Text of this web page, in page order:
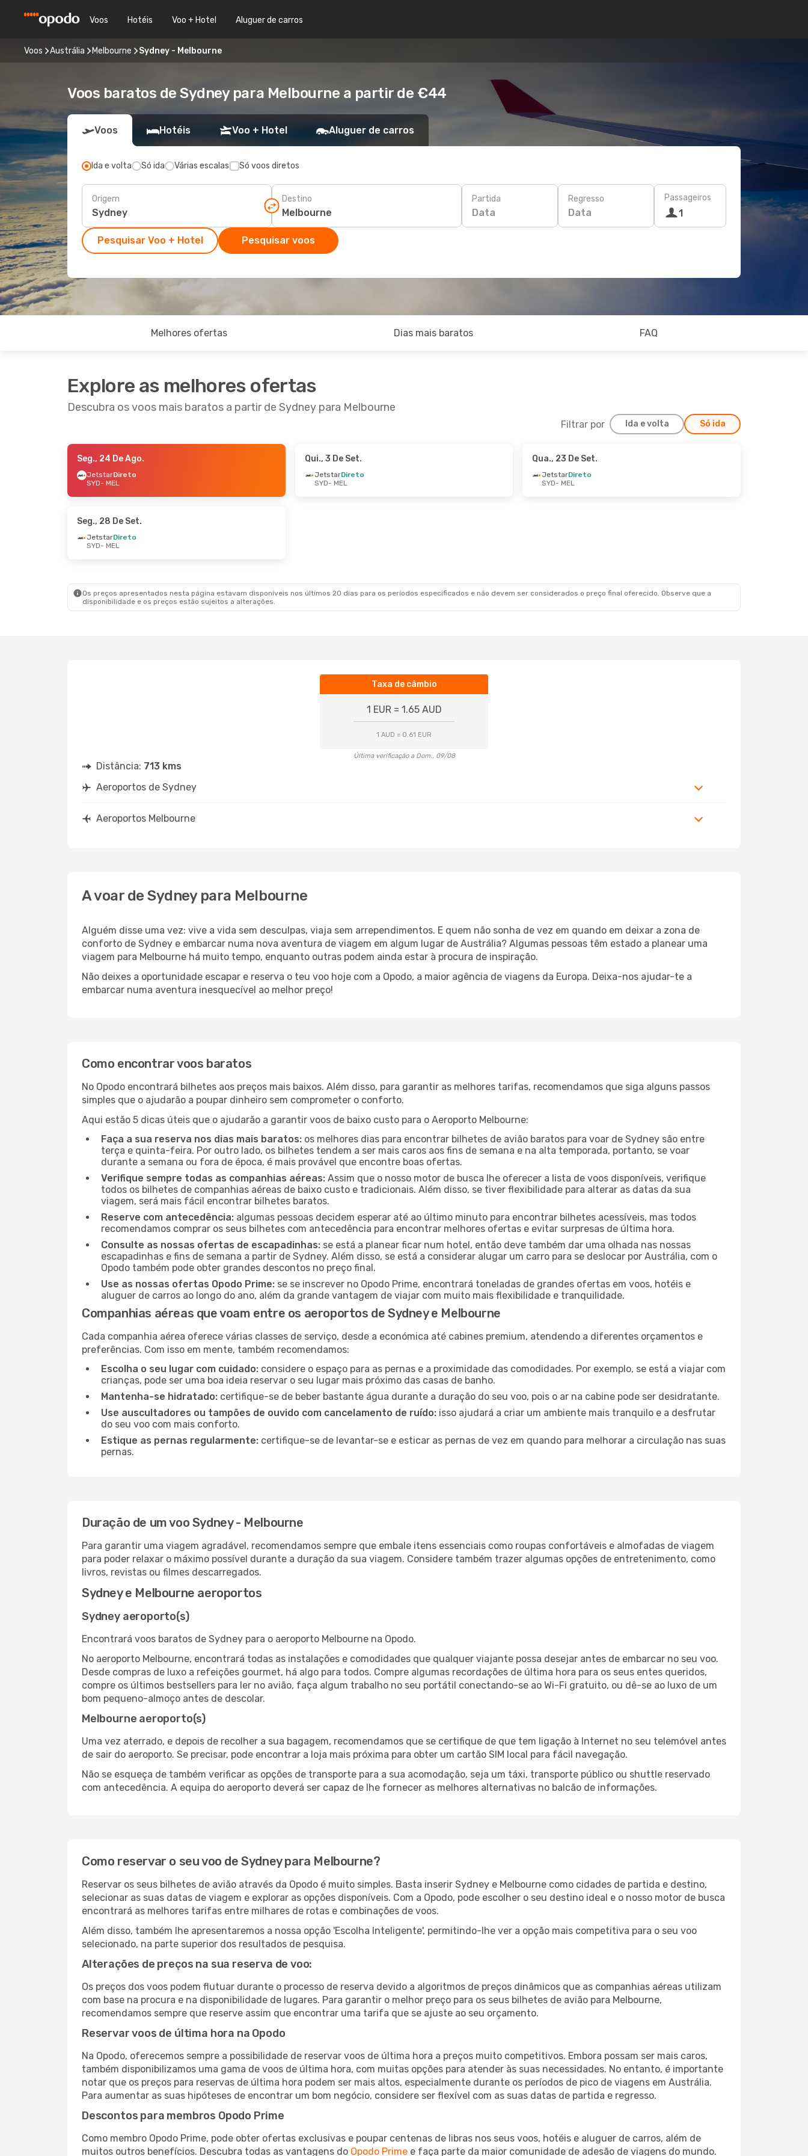
Voos Hotéis Voo + Hotel Aluguer de carros
Voos Austrália Melbourne Sydney - Melbourne
Voos baratos de Sydney para Melbourne a partir de €44
Voos Hotéis Voo + Hotel Aluguer de carros
Ida e volta Só ida Várias escalas Só voos diretos
Origem Destino Partida
Data
Regresso
Data
Passageiros
1
Pesquisar Voo + Hotel Pesquisar voos
Melhores ofertas Dias mais baratos FAQ
Explore as melhores ofertas
Descubra os voos mais baratos a partir de Sydney para Melbourne
Filtrar por Ida e volta Só ida
- Sáb., 5 De Set.
Direto
Seg., 24 De Ago.
JetstarDireto
SYD- MEL
Qui., 3 De Set.
JetstarDireto
SYD- MEL
Qua., 23 De Set.
JetstarDireto
SYD- MEL
Seg., 28 De Set.
JetstarDireto
SYD- MEL
Os preços apresentados nesta página estavam disponíveis nos últimos 20 dias para os períodos especificados e não devem ser considerados o preço final oferecido. Observe que a
disponibilidade e os preços estão sujeitos a alterações.
Taxa de câmbio
1 EUR = 1.65 AUD
1 AUD = 0.61 EUR
Última verificação a Dom., 09/08
Distância: 713 kms
Aeroportos de Sydney
Aeroportos Melbourne
A voar de Sydney para Melbourne
Alguém disse uma vez: vive a vida sem desculpas, viaja sem arrependimentos. E quem não sonha de vez em quando em deixar a zona de
conforto de Sydney e embarcar numa nova aventura de viagem em algum lugar de Austrália? Algumas pessoas têm estado a planear uma
viagem para Melbourne há muito tempo, enquanto outras podem ainda estar à procura de inspiração.
Não deixes a oportunidade escapar e reserva o teu voo hoje com a Opodo, a maior agência de viagens da Europa. Deixa-nos ajudar-te a
embarcar numa aventura inesquecível ao melhor preço!
Como encontrar voos baratos
No Opodo encontrará bilhetes aos preços mais baixos. Além disso, para garantir as melhores tarifas, recomendamos que siga alguns passos
simples que o ajudarão a poupar dinheiro sem comprometer o conforto.
Aqui estão 5 dicas úteis que o ajudarão a garantir voos de baixo custo para o Aeroporto Melbourne:
Faça a sua reserva nos dias mais baratos: os melhores dias para encontrar bilhetes de avião baratos para voar de Sydney são entre
terça e quinta-feira. Por outro lado, os bilhetes tendem a ser mais caros aos fins de semana e na alta temporada, portanto, se voar
durante a semana ou fora de época, é mais provável que encontre boas ofertas.
Verifique sempre todas as companhias aéreas: Assim que o nosso motor de busca lhe oferecer a lista de voos disponíveis, verifique
todos os bilhetes de companhias aéreas de baixo custo e tradicionais. Além disso, se tiver flexibilidade para alterar as datas da sua
viagem, será mais fácil encontrar bilhetes baratos.
Reserve com antecedência: algumas pessoas decidem esperar até ao último minuto para encontrar bilhetes acessíveis, mas todos
recomendamos comprar os seus bilhetes com antecedência para encontrar melhores ofertas e evitar surpresas de última hora.
Consulte as nossas ofertas de escapadinhas: se está a planear ficar num hotel, então deve também dar uma olhada nas nossas
escapadinhas e fins de semana a partir de Sydney. Além disso, se está a considerar alugar um carro para se deslocar por Austrália, com o
Opodo também pode obter grandes descontos no preço final.
Use as nossas ofertas Opodo Prime: se se inscrever no Opodo Prime, encontrará toneladas de grandes ofertas em voos, hotéis e
aluguer de carros ao longo do ano, além da grande vantagem de viajar com muito mais flexibilidade e tranquilidade.
Companhias aéreas que voam entre os aeroportos de Sydney e Melbourne
Cada companhia aérea oferece várias classes de serviço, desde a económica até cabines premium, atendendo a diferentes orçamentos e
preferências. Com isso em mente, também recomendamos:
Escolha o seu lugar com cuidado: considere o espaço para as pernas e a proximidade das comodidades. Por exemplo, se está a viajar com
crianças, pode ser uma boa ideia reservar o seu lugar mais próximo das casas de banho.
Mantenha-se hidratado: certifique-se de beber bastante água durante a duração do seu voo, pois o ar na cabine pode ser desidratante.
Use auscultadores ou tampões de ouvido com cancelamento de ruído: isso ajudará a criar um ambiente mais tranquilo e a desfrutar
do seu voo com mais conforto.
Estique as pernas regularmente: certifique-se de levantar-se e esticar as pernas de vez em quando para melhorar a circulação nas suas
pernas.
Duração de um voo Sydney - Melbourne
Para garantir uma viagem agradável, recomendamos sempre que embale itens essenciais como roupas confortáveis e almofadas de viagem
para poder relaxar o máximo possível durante a duração da sua viagem. Considere também trazer algumas opções de entretenimento, como
livros, revistas ou filmes descarregados.
Sydney e Melbourne aeroportos
Sydney aeroporto(s)
Encontrará voos baratos de Sydney para o aeroporto Melbourne na Opodo.
No aeroporto Melbourne, encontrará todas as instalações e comodidades que qualquer viajante possa desejar antes de embarcar no seu voo.
Desde compras de luxo a refeições gourmet, há algo para todos. Compre algumas recordações de última hora para os seus entes queridos,
compre os últimos bestsellers para ler no avião, faça algum trabalho no seu portátil conectando-se ao Wi-Fi gratuito, ou dê-se ao luxo de um
bom pequeno-almoço antes de descolar.
Melbourne aeroporto(s)
Uma vez aterrado, e depois de recolher a sua bagagem, recomendamos que se certifique de que tem ligação à Internet no seu telemóvel antes
de sair do aeroporto. Se precisar, pode encontrar a loja mais próxima para obter um cartão SIM local para fácil navegação.
Não se esqueça de também verificar as opções de transporte para a sua acomodação, seja um táxi, transporte público ou shuttle reservado
com antecedência. A equipa do aeroporto deverá ser capaz de lhe fornecer as melhores alternativas no balcão de informações.
Como reservar o seu voo de Sydney para Melbourne?
Reservar os seus bilhetes de avião através da Opodo é muito simples. Basta inserir Sydney e Melbourne como cidades de partida e destino,
selecionar as suas datas de viagem e explorar as opções disponíveis. Com a Opodo, pode escolher o seu destino ideal e o nosso motor de busca
encontrará as melhores tarifas entre milhares de rotas e combinações de voos.
Além disso, também lhe apresentaremos a nossa opção 'Escolha Inteligente', permitindo-lhe ver a opção mais competitiva para o seu voo
selecionado, na parte superior dos resultados de pesquisa.
Alterações de preços na sua reserva de voo:
Os preços dos voos podem flutuar durante o processo de reserva devido a algoritmos de preços dinâmicos que as companhias aéreas utilizam
com base na procura e na disponibilidade de lugares. Para garantir o melhor preço para os seus bilhetes de avião para Melbourne,
recomendamos sempre que reserve assim que encontrar uma tarifa que se ajuste ao seu orçamento.
Reservar voos de última hora na Opodo
Na Opodo, oferecemos sempre a possibilidade de reservar voos de última hora a preços muito competitivos. Embora possam ser mais caros,
também disponibilizamos uma gama de voos de última hora, com muitas opções para atender às suas necessidades. No entanto, é importante
notar que os preços para reservas de última hora podem ser mais altos, especialmente durante os períodos de pico de viagens em Austrália.
Para aumentar as suas hipóteses de encontrar um bom negócio, considere ser flexível com as suas datas de partida e regresso.
Descontos para membros Opodo Prime
Como membro Opodo Prime, pode obter ofertas exclusivas e poupar centenas de libras nos seus voos, hotéis e aluguer de carros, além de
muitos outros benefícios. Descubra todas as vantagens do Opodo Prime e faça parte da maior comunidade de adesão de viagens do mundo.